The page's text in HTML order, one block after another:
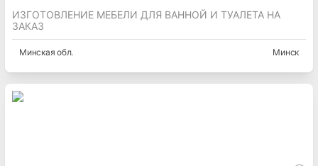
ИЗГОТОВЛЕНИЕ МЕБЕЛИ ДЛЯ ВАННОЙ И ТУАЛЕТА НА
ЗАКАЗ
Минская обл. Минск